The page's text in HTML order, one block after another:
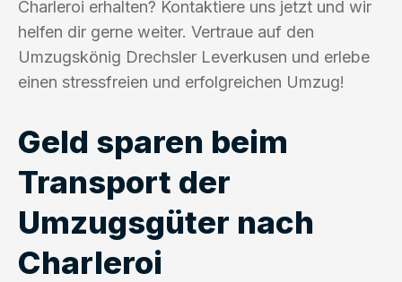
Charleroi erhalten? Kontaktiere uns jetzt und wir
helfen dir gerne weiter. Vertraue auf den
Umzugskönig Drechsler Leverkusen und erlebe
einen stressfreien und erfolgreichen Umzug!
Geld sparen beim
Transport der
Umzugsgüter nach
Charleroi